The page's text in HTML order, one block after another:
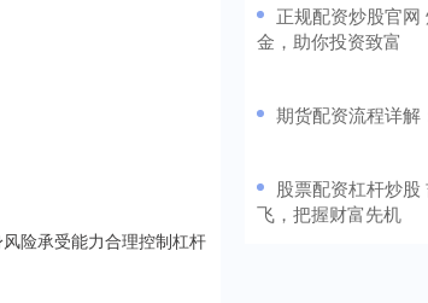
险承受能力合理控制杠杆
正规配资炒股官
金，助你投资致富
期货配资流程详解
股票配资杠杆炒
飞，把握财富先机